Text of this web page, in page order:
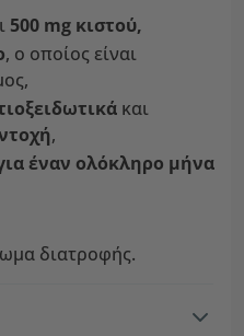
500 mg κιστού,
, ο οποίος είναι
και
,
έναν ολόκληρο μήνα
διατροφής.